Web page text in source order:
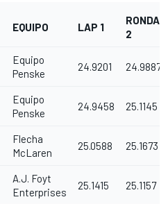
EQUIPO LAP 1
RONDA
2
Equipo
Penske
24.9201 24.9887
Equipo
Penske
24.9458 25.1145
Flecha
McLaren
25.0588 25.1673
A.J. Foyt
Enterprises
25.1415 25.1157